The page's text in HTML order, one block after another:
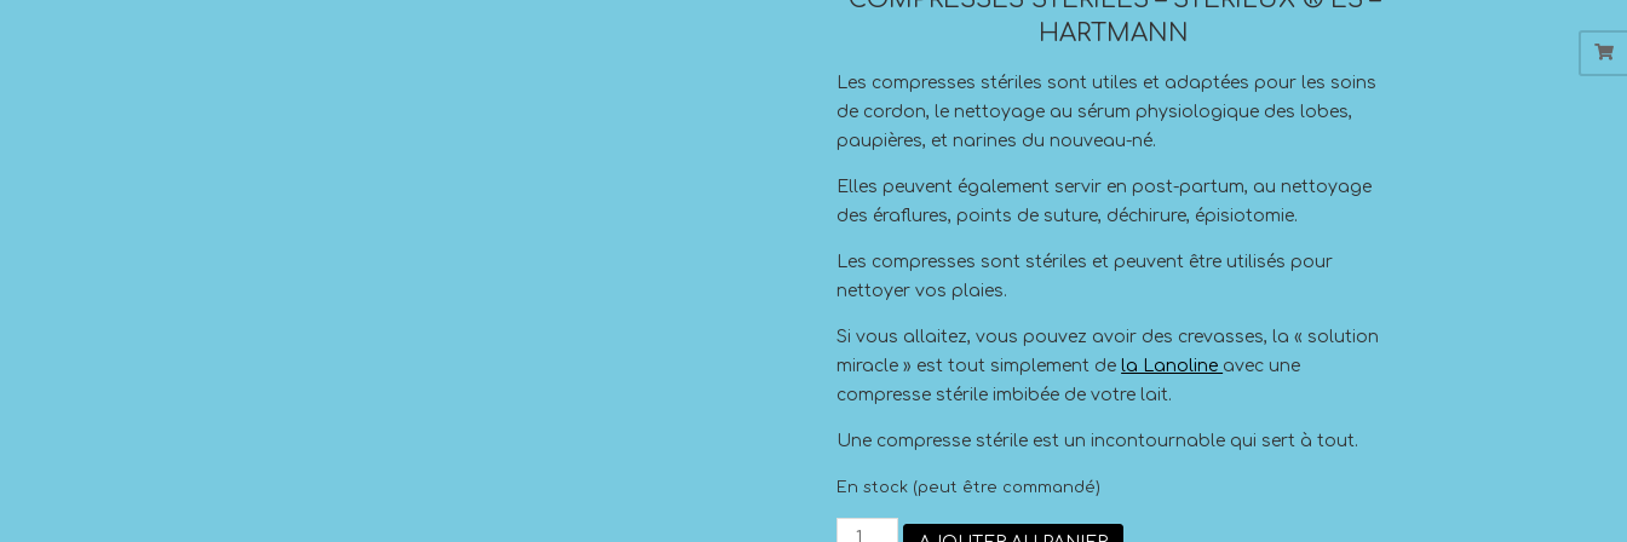
HARTMANN
Les compresses stériles sont utiles et adaptées pour les soins
de cordon, le nettoyage au sérum physiologique des lobes,
paupières, et narines du nouveau-né.
Elles peuvent également servir en post-partum, au nettoyage
des éraflures, points de suture, déchirure, épisiotomie.
Les compresses sont stériles et peuvent être utilisés pour
nettoyer vos plaies.
Si vous allaitez, vous pouvez avoir des crevasses, la « solution
miracle » est tout simplement dela Lanoline avec une
compresse stérile imbibée de votre lait.
Une compresse stérile est un incontournable qui sert à tout.
En stock (peut être commandé)
quantité